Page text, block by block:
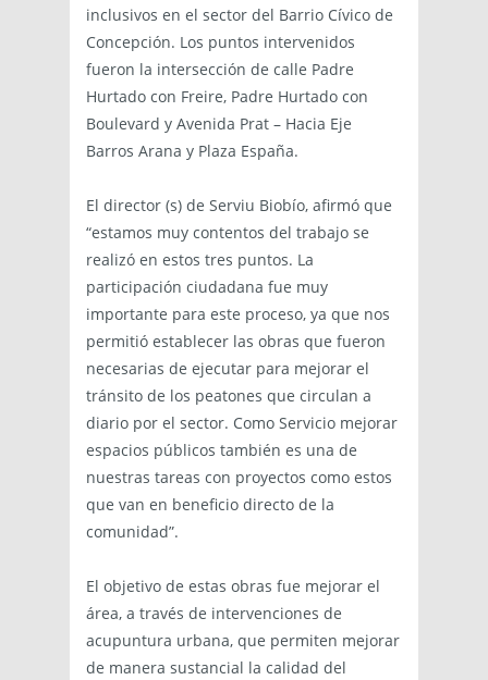
inclusivos en el sector del Barrio Cívico de
Concepción. Los puntos intervenidos
fueron la intersección de calle Padre
Hurtado con Freire, Padre Hurtado con
Boulevard y Avenida Prat – Hacia Eje
Barros Arana y Plaza España.
El director (s) de Serviu Biobío, afirmó que
“estamos muy contentos del trabajo se
realizó en estos tres puntos. La
participación ciudadana fue muy
importante para este proceso, ya que nos
permitió establecer las obras que fueron
necesarias de ejecutar para mejorar el
tránsito de los peatones que circulan a
diario por el sector. Como Servicio mejorar
espacios públicos también es una de
nuestras tareas con proyectos como estos
que van en beneficio directo de la
comunidad”.
El objetivo de estas obras fue mejorar el
área, a través de intervenciones de
acupuntura urbana, que permiten mejorar
de manera sustancial la calidad del